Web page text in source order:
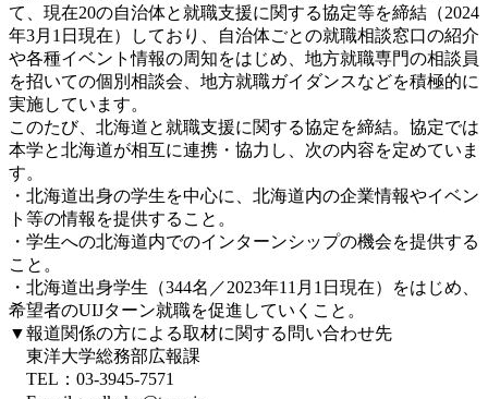
て、現在20の自治体と就職支援に関する協定等を締結（2024
年3月1日現在）しており、自治体ごとの就職相談窓口の紹介
や各種イベント情報の周知をはじめ、地方就職専門の相談員
を招いての個別相談会、地方就職ガイダンスなどを積極的に
実施しています。
このたび、北海道と就職支援に関する協定を締結。協定では
本学と北海道が相互に連携・協力し、次の内容を定めていま
す。
・北海道出身の学生を中心に、北海道内の企業情報やイベン
ト等の情報を提供すること。
・学生への北海道内でのインターンシップの機会を提供する
こと。
・北海道出身学生（344名／2023年11月1日現在）をはじめ、
希望者のUIJターン就職を促進していくこと。
▼報道関係の方による取材に関する問い合わせ先
東洋大学総務部広報課
TEL：03-3945-7571